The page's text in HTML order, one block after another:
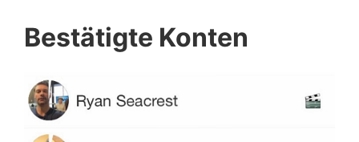
Bestätigte Konten